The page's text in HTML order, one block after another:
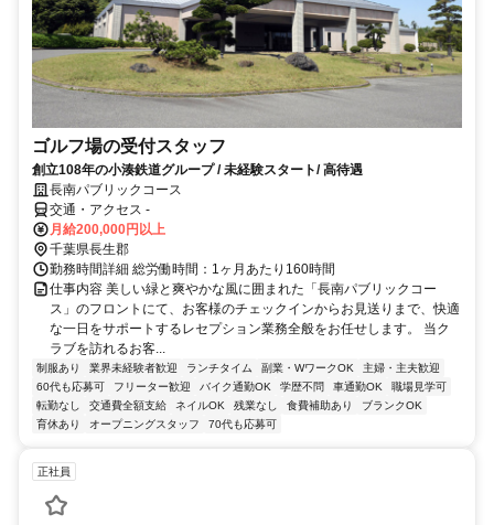
ゴルフ場の受付スタッフ
創立108年の小湊鉄道グループ / 未経験スタート/ 高待遇
長南パブリックコース
交通・アクセス -
月給200,000円以上
千葉県長生郡
勤務時間詳細 総労働時間：1ヶ月あたり160時間
仕事内容 美しい緑と爽やかな風に囲まれた「長南パブリックコー
ス」のフロントにて、お客様のチェックインからお見送りまで、快適
な一日をサポートするレセプション業務全般をお任せします。 当ク
ラブを訪れるお客...
制服あり 業界未経験者歓迎 ランチタイム 副業・WワークOK
主婦・主夫歓迎
60代も応募可
フリーター歓迎 バイク通勤OK 学歴不問 車通勤OK
職場見学可
転勤なし
交通費全額支給 ネイルOK 残業なし 食費補助あり
ブランクOK
育休あり
オープニングスタッフ 70代も応募可
正社員